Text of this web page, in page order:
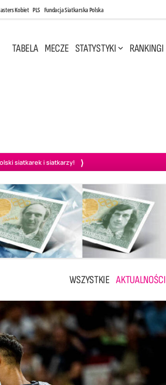
Kobiet PLS Fundacja Siatkarska Polska
TABELA MECZE STATYSTYKI RANKINGI
siatkarek i siatkarzy!
WSZYSTKIE AKTUALNOŚCI